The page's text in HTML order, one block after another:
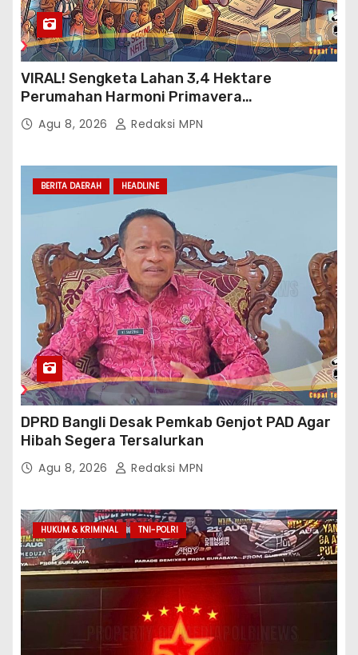
VIRAL! Sengketa Lahan 3,4 Hektare
Perumahan Harmoni Primavera
Klapanunggal, GMPRI Bogor Minta Menteri
Perumahan Blacklist PT BTC
Agu 8, 2026 Redaksi MPN
BERITA DAERAH HEADLINE
DPRD Bangli Desak Pemkab Genjot PAD Agar
Hibah Segera Tersalurkan
Agu 8, 2026 Redaksi MPN
HUKUM & KRIMINAL TNI-POLRI